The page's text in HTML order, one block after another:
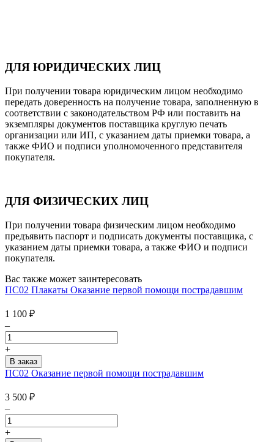
ДЛЯ ЮРИДИЧЕСКИХ ЛИЦ
При получении товара юридическим лицом необходимо
передать доверенность на получение товара, заполненную в
соответствии с законодательством РФ или поставить на
экземпляры документов поставщика круглую печать
организации или ИП, с указанием даты приемки товара, а
также ФИО и подписи уполномоченного представителя
покупателя.
ДЛЯ ФИЗИЧЕСКИХ ЛИЦ
При получении товара физическим лицом необходимо
предъявить паспорт и подписать документы поставщика, с
указанием даты приемки товара, а также ФИО и подписи
покупателя.
Вас также может заинтересовать
ПС02 Плакаты Оказание первой помощи пострадавшим
1 100 ₽
–
+
ПС02 Оказание первой помощи пострадавшим
3 500 ₽
–
+